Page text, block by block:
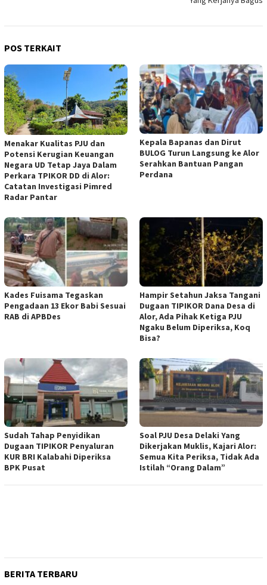
POS TERKAIT
Menakar Kualitas PJU dan
Potensi Kerugian Keuangan
Negara UD Tetap Jaya Dalam
Perkara TPIKOR DD di Alor:
Catatan Investigasi Pimred
Radar Pantar
Kepala Bapanas dan Dirut
BULOG Turun Langsung ke Alor
Serahkan Bantuan Pangan
Perdana
Kades Fuisama Tegaskan
Pengadaan 13 Ekor Babi Sesuai
RAB di APBDes
Hampir Setahun Jaksa Tangani
Dugaan TIPIKOR Dana Desa di
Alor, Ada Pihak Ketiga PJU
Ngaku Belum Diperiksa, Koq
Bisa?
Sudah Tahap Penyidikan
Dugaan TIPIKOR Penyaluran
KUR BRI Kalabahi Diperiksa
BPK Pusat
Soal PJU Desa Delaki Yang
Dikerjakan Muklis, Kajari Alor:
Semua Kita Periksa, Tidak Ada
Istilah “Orang Dalam”
BERITA TERBARU